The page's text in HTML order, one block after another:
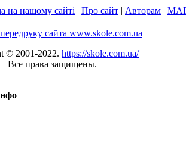
на нашому сайті | Про сайт | Авторам |
сайта www.skole.com.ua
© 2001-2022. https://skole.com.ua/
Все права защищены.